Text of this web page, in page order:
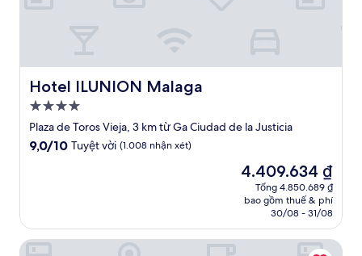
Hotel ILUNION Malaga
Hotel ILUNION Malaga
Nơi
lưu
trú
Plaza de Toros Vieja, 3 km từ Ga Ciudad de la Justicia
9.0
nhận
xét)
9,0/10 Tuyệt vời (1.008 nhận xét)
Giá
hiện
tại
4.409.634 ₫
4.409.634 ₫
Tổng 4.850.689 ₫
bao gồm thuế & phí
30/08 - 31/08
NH Málaga Hotel